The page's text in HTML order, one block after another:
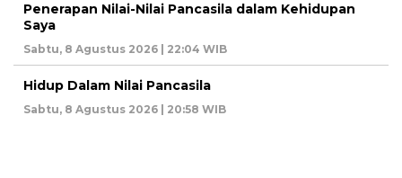
Penerapan Nilai-Nilai Pancasila dalam Kehidupan
Saya
Sabtu, 8 Agustus 2026 | 22:04 WIB
Hidup Dalam Nilai Pancasila
Sabtu, 8 Agustus 2026 | 20:58 WIB